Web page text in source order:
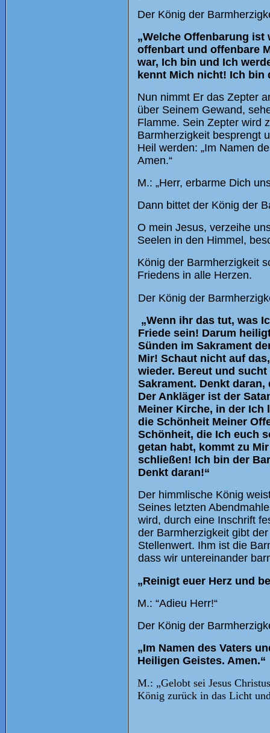
Der König der
„Welche Offenbarung
offenbart und offenbare
war, Ich bin und Ich
kennt Mich nicht! Ich bin
Nun nimmt Er das Zepter
über Seinem Gewand,
Flamme. Sein Zepter wird
Barmherzigkeit besprengt
Heil werden: „Im Namen
Amen.“
M.: „Herr, erbarme Dich
Dann bittet der König der
O mein Jesus, verzeihe
Seelen in den Himmel,
König der Barmherzigkeit
Friedens in alle Herzen.
Der König der
„Wenn ihr das tut, was
Friede sein! Darum
Sünden im Sakrament
Mir! Schaut nicht auf
wieder. Bereut und
Sakrament. Denkt
Der Ankläger ist der
Meiner Kirche, in der Ich
die Schönheit Meiner
Schönheit, die Ich euch
getan habt, kommt zu
schließen! Ich bin der
Denkt daran!“
Der himmlische König
Seines letzten
wird, durch eine Inschrift
der Barmherzigkeit gibt
Stellenwert. Ihm ist die
dass wir untereinander
„Reinigt euer Herz und
M.: “Adieu Herr!“
Der König der
„Im Namen des Vaters
Heiligen Geistes. Amen.“
M.: „Gelobt sei Jesus
König zurück in das Licht